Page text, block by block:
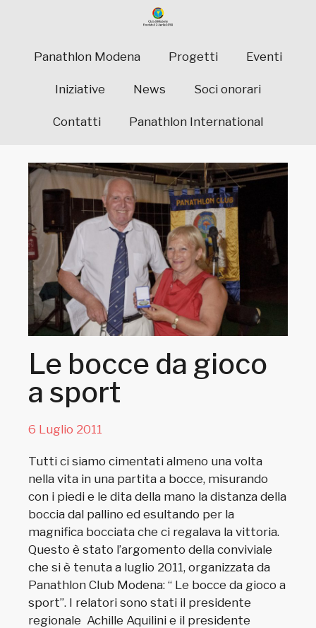
Panathlon Modena Progetti Eventi
Iniziative News Soci onorari
Contatti Panathlon International
Le bocce da gioco
a sport
6 Luglio 2011
Tutti ci siamo cimentati almeno una volta
nella vita in una partita a bocce, misurando
con i piedi e le dita della mano la distanza della
boccia dal pallino ed esultando per la
magnifica bocciata che ci regalava la vittoria.
Questo è stato l’argomento della conviviale
che si è tenuta a luglio 2011, organizzata da
Panathlon Club Modena: “ Le bocce da gioco a
sport”. I relatori sono stati il presidente
regionale Achille Aquilini e il presidente